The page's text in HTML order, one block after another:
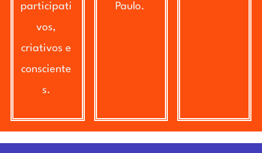
participati
vos,
criativos e
consciente
s.
Paulo.